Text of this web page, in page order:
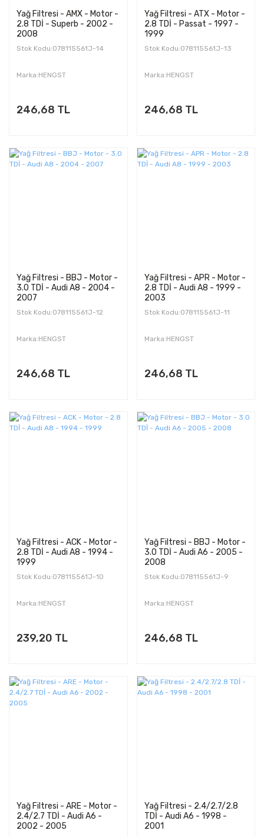
Yağ Filtresi - AMX - Motor -
2.8 TDİ - Superb - 2002 -
2008
Stok Kodu:078115561J-14
Marka:HENGST
246,68 TL
Yağ Filtresi - ATX - Motor -
2.8 TDİ - Passat - 1997 -
1999
Stok Kodu:078115561J-13
Marka:HENGST
246,68 TL
Yağ Filtresi - BBJ - Motor -
3.0 TDİ - Audi A8 - 2004 -
2007
Stok Kodu:078115561J-12
Marka:HENGST
246,68 TL
Yağ Filtresi - APR - Motor -
2.8 TDİ - Audi A8 - 1999 -
2003
Stok Kodu:078115561J-11
Marka:HENGST
246,68 TL
Yağ Filtresi - ACK - Motor -
2.8 TDİ - Audi A8 - 1994 -
1999
Stok Kodu:078115561J-10
Marka:HENGST
239,20 TL
Yağ Filtresi - BBJ - Motor -
3.0 TDİ - Audi A6 - 2005 -
2008
Stok Kodu:078115561J-9
Marka:HENGST
246,68 TL
Yağ Filtresi - ARE - Motor -
2.4/2.7 TDİ - Audi A6 -
2002 - 2005
Yağ Filtresi - 2.4/2.7/2.8
TDİ - Audi A6 - 1998 -
2001